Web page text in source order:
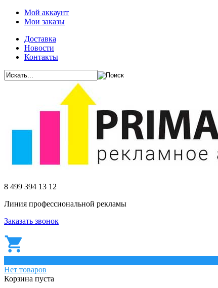
Мой аккаунт
Мои заказы
Доставка
Новости
Контакты
8 499 394 13 12
Линия профессиональной рекламы
Заказать звонок
Нет товаров
Корзина пуста